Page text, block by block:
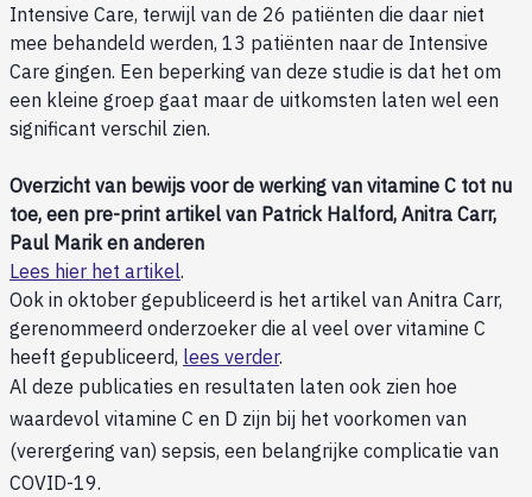
Intensive Care, terwijl van de 26 patiënten die daar niet
mee behandeld werden, 13 patiënten naar de Intensive
Care gingen. Een beperking van deze studie is dat het om
een kleine groep gaat maar de uitkomsten laten wel een
significant verschil zien.
Overzicht van bewijs voor de werking van vitamine C tot nu
toe, een pre-print artikel van Patrick Halford, Anitra Carr,
Paul Marik en anderen
Lees hier het artikel.
Ook in oktober gepubliceerd is het artikel van Anitra Carr,
gerenommeerd onderzoeker die al veel over vitamine C
heeft gepubliceerd, lees verder.
Al deze publicaties en resultaten laten ook zien hoe
waardevol vitamine C en D zijn bij het voorkomen van
(verergering van) sepsis, een belangrijke complicatie van
COVID-19.